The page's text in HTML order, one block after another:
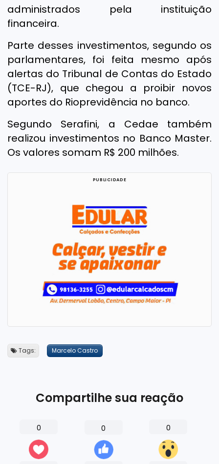
administrados pela instituição
financeira.
Parte desses investimentos, segundo os
parlamentares, foi feita mesmo após
alertas do Tribunal de Contas do Estado
(TCE-RJ), que chegou a proibir novos
aportes do Rioprevidência no banco.
Segundo Serafini, a Cedae também
realizou investimentos no Banco Master.
Os valores somam R$ 200 milhões.
Tags: Marcelo Castro
Compartilhe sua reação
0 0 0